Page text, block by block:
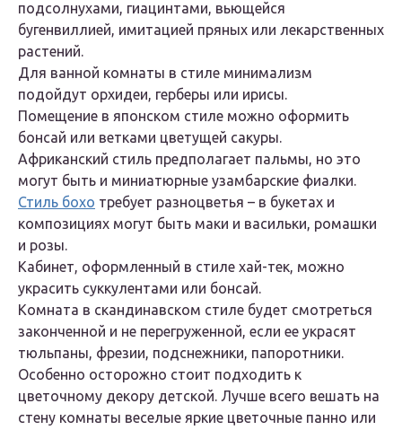
подсолнухами, гиацинтами, вьющейся
бугенвиллией, имитацией пряных или лекарственных
растений.
Для ванной комнаты в стиле минимализм
подойдут орхидеи, герберы или ирисы.
Помещение в японском стиле можно оформить
бонсай или ветками цветущей сакуры.
Африканский стиль предполагает пальмы, но это
могут быть и миниатюрные узамбарские фиалки.
Стиль бохо требует разноцветья – в букетах и
композициях могут быть маки и васильки, ромашки
и розы.
Кабинет, оформленный в стиле хай-тек, можно
украсить суккулентами или бонсай.
Комната в скандинавском стиле будет смотреться
законченной и не перегруженной, если ее украсят
тюльпаны, фрезии, подснежники, папоротники.
Особенно осторожно стоит подходить к
цветочному декору детской. Лучше всего вешать на
стену комнаты веселые яркие цветочные панно или